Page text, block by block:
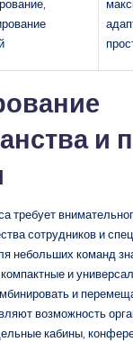
и
требует
сотрудников и
небольших команд
и
и
возможность
кабины,